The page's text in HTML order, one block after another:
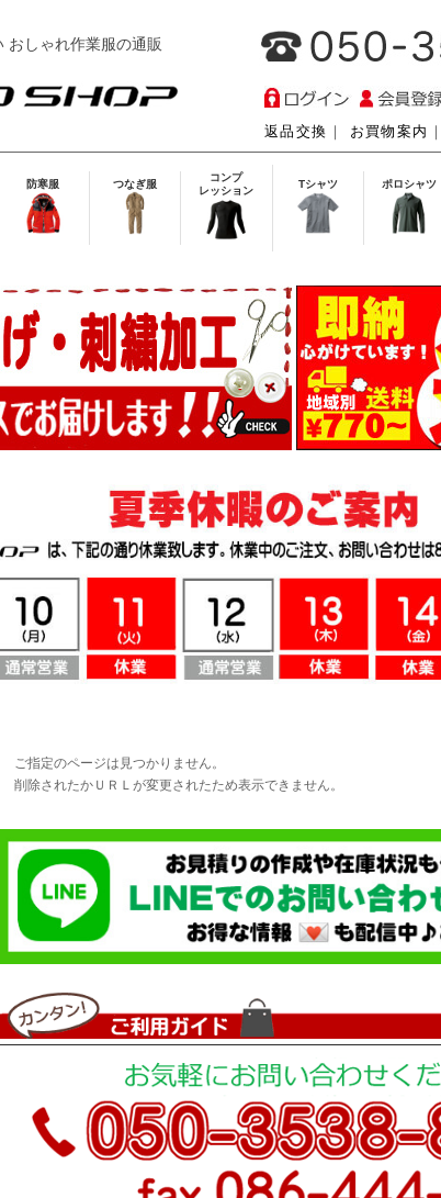
しゃれ作業服の通販
返品交換 ｜ お買物案内 ｜
防寒服 つなぎ服
コンプ
レッション
Tシャツ ポロシャツ
ご指定のページは見つかりません。
削除されたかＵＲＬが変更されたため表示できません。